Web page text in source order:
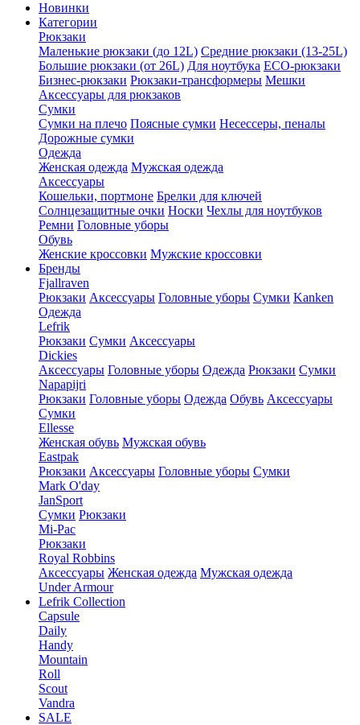
Новинки
Категории
Рюкзаки
Маленькие рюкзаки (до 12L) Средние рюкзаки (13-25L)
Большие рюкзаки (от 26L) Для ноутбука ECO-рюкзаки
Бизнес-рюкзаки Рюкзаки-трансформеры Мешки
Аксессуары для рюкзаков
Сумки
Сумки на плечо Поясные сумки Несессеры, пеналы
Дорожные сумки
Одежда
Женская одежда Мужская одежда
Аксессуары
Кошельки, портмоне Брелки для ключей
Солнцезащитные очки Носки Чехлы для ноутбуков
Ремни Головные уборы
Обувь
Женские кроссовки Мужские кроссовки
Бренды
Fjallraven
Рюкзаки Аксессуары Головные уборы Сумки Kanken
Одежда
Lefrik
Рюкзаки Сумки Аксессуары
Dickies
Аксессуары Головные уборы Одежда Рюкзаки Сумки
Napapijri
Рюкзаки Головные уборы Одежда Обувь Аксессуары
Сумки
Ellesse
Женская обувь Мужская обувь
Eastpak
Рюкзаки Аксессуары Головные уборы Сумки
Mark O'day
JanSport
Сумки Рюкзаки
Mi-Pac
Рюкзаки
Royal Robbins
Аксессуары Женская одежда Мужская одежда
Under Armour
Lefrik Collection
Capsule
Daily
Handy
Mountain
Roll
Scout
Vandra
SALE